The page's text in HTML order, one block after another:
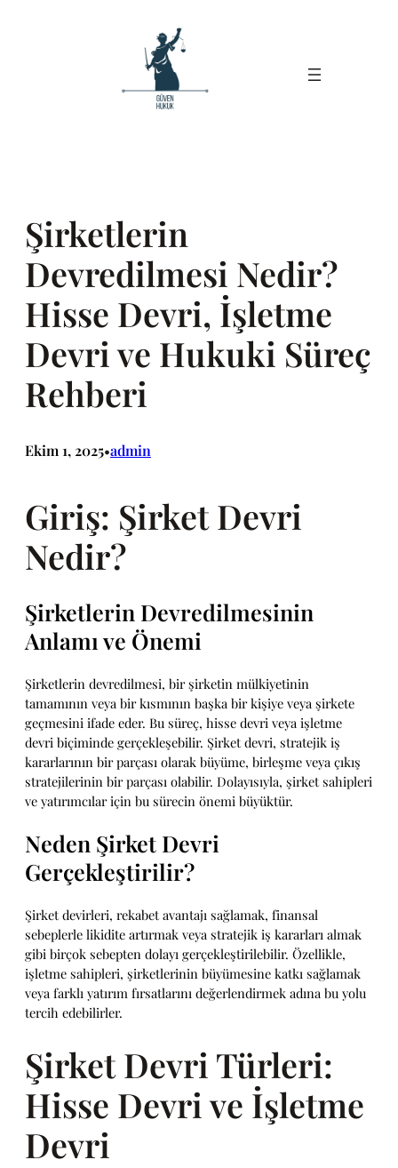
Şirketlerin
Devredilmesi Nedir?
Hisse Devri, İşletme
Devri ve Hukuki Süreç
Rehberi
Ekim 1, 2025•admin
Giriş: Şirket Devri
Nedir?
Şirketlerin Devredilmesinin
Anlamı ve Önemi
Şirketlerin devredilmesi, bir şirketin mülkiyetinin
tamamının veya bir kısmının başka bir kişiye veya şirkete
geçmesini ifade eder. Bu süreç, hisse devri veya işletme
devri biçiminde gerçekleşebilir. Şirket devri, stratejik iş
kararlarının bir parçası olarak büyüme, birleşme veya çıkış
stratejilerinin bir parçası olabilir. Dolayısıyla, şirket sahipleri
ve yatırımcılar için bu sürecin önemi büyüktür.
Neden Şirket Devri
Gerçekleştirilir?
Şirket devirleri, rekabet avantajı sağlamak, finansal
sebeplerle likidite artırmak veya stratejik iş kararları almak
gibi birçok sebepten dolayı gerçekleştirilebilir. Özellikle,
işletme sahipleri, şirketlerinin büyümesine katkı sağlamak
veya farklı yatırım fırsatlarını değerlendirmek adına bu yolu
tercih edebilirler.
Şirket Devri Türleri:
Hisse Devri ve İşletme
Devri